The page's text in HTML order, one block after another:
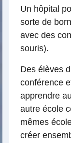
Un hôpital
sorte de
avec des
souris).
Des élèves
conférence
apprendre
autre école
mêmes
créer